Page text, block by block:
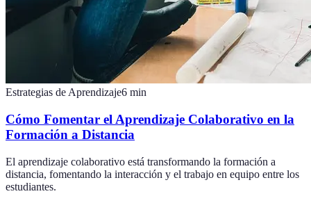
Estrategias de Aprendizaje6 min
Cómo Fomentar el Aprendizaje Colaborativo en la
Formación a Distancia
El aprendizaje colaborativo está transformando la formación a
distancia, fomentando la interacción y el trabajo en equipo entre los
estudiantes.